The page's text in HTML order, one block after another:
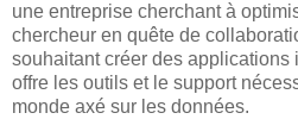
une entreprise cherchant à
chercheur en quête de
souhaitant créer des applications
offre les outils et le support
monde axé sur les données.